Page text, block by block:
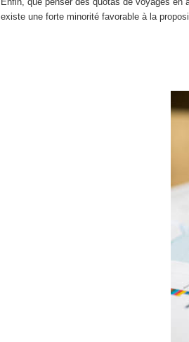
existe une forte minorité favorable à la